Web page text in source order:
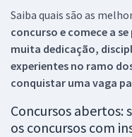
Saiba quais são as
concurso e comece a
muita dedicação,
experientes no ramo
conquistar uma vaga
Concursos abertos:
os concursos com